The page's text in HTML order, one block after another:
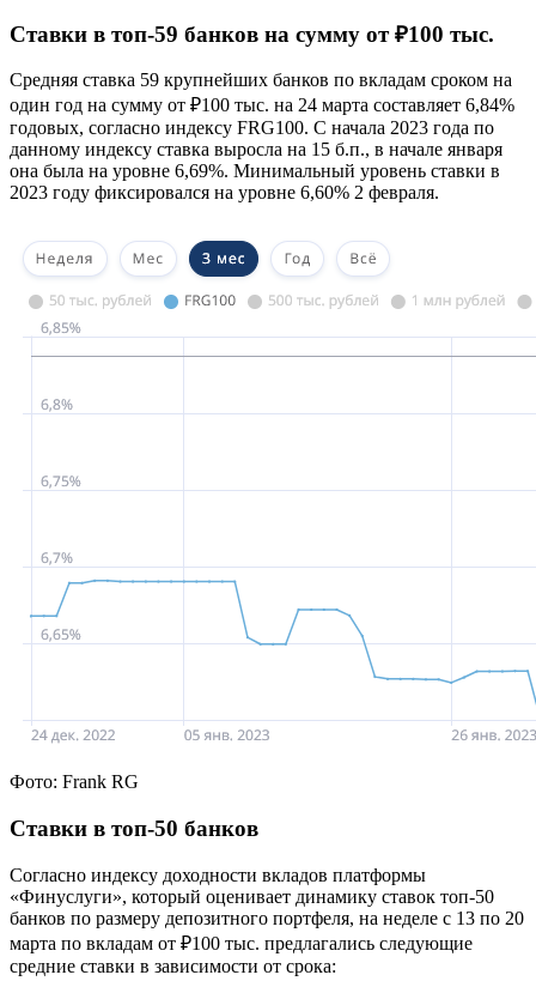
Ставки в топ-59 банков на сумму от ₽100 тыс.
Средняя ставка 59 крупнейших банков по вкладам сроком на
один год на сумму от ₽100 тыс. на 24 марта составляет 6,84%
годовых, согласно индексу FRG100. С начала 2023 года по
данному индексу ставка выросла на 15 б.п., в начале января
она была на уровне 6,69%. Минимальный уровень ставки в
2023 году фиксировался на уровне 6,60% 2 февраля.
Фото: Frank RG
Ставки в топ-50 банков
Согласно индексу доходности вкладов платформы
«Финуслуги», который оценивает динамику ставок топ-50
банков по размеру депозитного портфеля, на неделе с 13 по 20
марта по вкладам от ₽100 тыс. предлагались следующие
средние ставки в зависимости от срока: